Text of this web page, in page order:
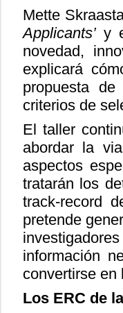
Mette
Applicants’ y
novedad,
explicará
propuesta
criterios de
El taller
abordar la
aspectos
tratarán los
track-record
pretende
información
convertirse en
Los ERC de